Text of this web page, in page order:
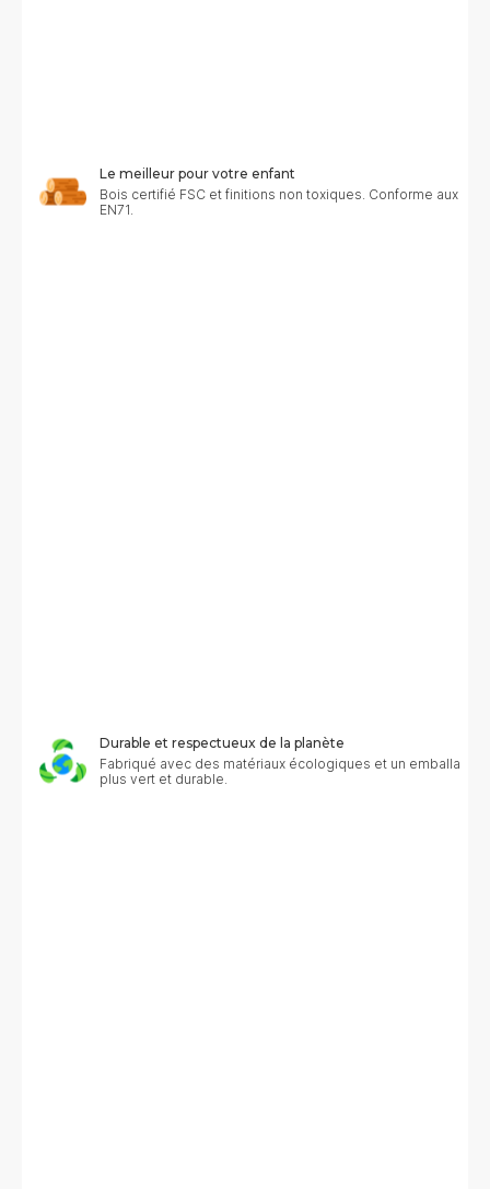
Le meilleur pour votre enfant
Bois certifié FSC et finitions non toxiques. Conforme aux
EN71.
Durable et respectueux de la planète
Fabriqué avec des matériaux écologiques et un emballage
plus vert et durable.